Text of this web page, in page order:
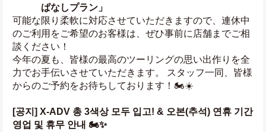
ぱなしプラン」
可能な限り柔軟に対応させていただきますので、連休中
のご利用をご希望のお客様は、ぜひ事前に店舗までご相
談ください！
今年の夏も、皆様の最高のツーリングの思い出作りを全
力でお手伝いさせていただきます。 スタッフ一同、皆様
からのご予約をお待ちしております！🏍️☀️
[공지] X-ADV 총 3색상 모두 입고! & 오본(추석) 연휴 기간
영업 및 휴무 안내 🏍️✨